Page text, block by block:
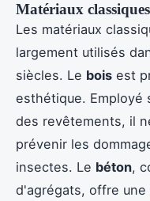
Matériaux classiques
Les matériaux
largement utilisés
siècles. Le bois est
esthétique. Employé
des revêtements, il
prévenir les
insectes. Le béton,
d'agrégats, offre